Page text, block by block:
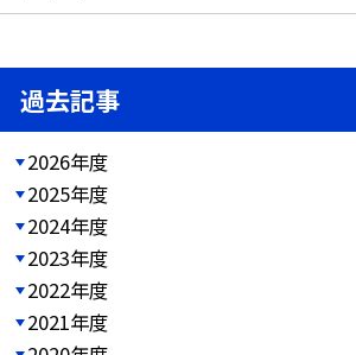
過去記事
2026年度
2025年度
2024年度
2023年度
2022年度
2021年度